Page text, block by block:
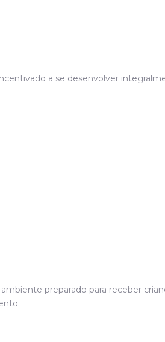
a se desenvolver
preparado para receber